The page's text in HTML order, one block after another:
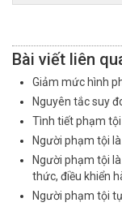
Bài viết liên
Giảm mức hình
Nguyên tắc suy
Tình tiết phạm
Người phạm tội
Người phạm tội
thức, điều khiển
Người phạm tội